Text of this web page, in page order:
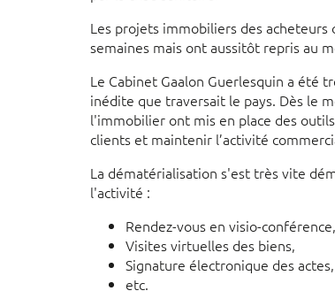
Les projets immobiliers des
semaines mais ont aussitôt repris au
Le Cabinet Gaalon Guerlesquin a été
inédite que traversait le pays. Dès le
l'immobilier ont mis en place des
clients et maintenir l’activité
La dématérialisation s'est très vite
l'activité :
Rendez-vous en visio-conférence,
Visites virtuelles des biens,
Signature électronique des actes,
etc.